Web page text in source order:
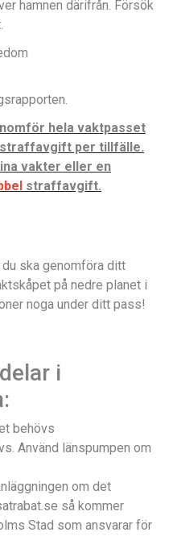
hamnen därifrån. Försök
hela vaktpasset
per tillfälle.
vakter eller en
straffavgift.
ska genomföra ditt
på nedre planet i
noga under ditt pass!
i
behövs
Använd länspumpen om
om det
så kommer
Stad som ansvarar för